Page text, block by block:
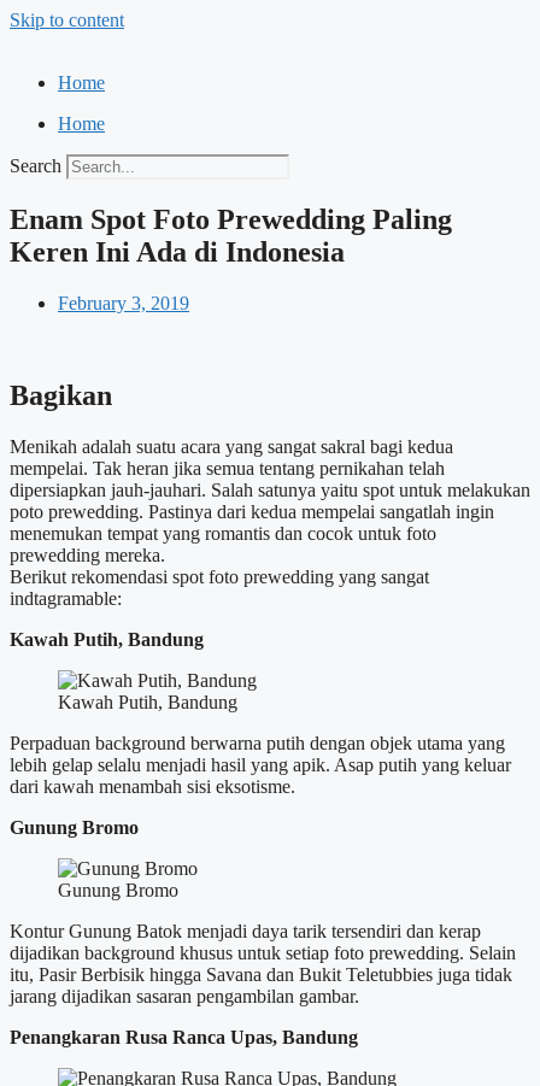
Skip to content
Home
Home
Search
Enam Spot Foto Prewedding Paling
Keren Ini Ada di Indonesia
February 3, 2019
Bagikan
Menikah adalah suatu acara yang sangat sakral bagi kedua
mempelai. Tak heran jika semua tentang pernikahan telah
dipersiapkan jauh-jauhari. Salah satunya yaitu spot untuk melakukan
poto prewedding. Pastinya dari kedua mempelai sangatlah ingin
menemukan tempat yang romantis dan cocok untuk foto
prewedding mereka.
Berikut rekomendasi spot foto prewedding yang sangat
indtagramable:
Kawah Putih, Bandung
Kawah Putih, Bandung
Perpaduan background berwarna putih dengan objek utama yang
lebih gelap selalu menjadi hasil yang apik. Asap putih yang keluar
dari kawah menambah sisi eksotisme.
Gunung Bromo
Gunung Bromo
Kontur Gunung Batok menjadi daya tarik tersendiri dan kerap
dijadikan background khusus untuk setiap foto prewedding. Selain
itu, Pasir Berbisik hingga Savana dan Bukit Teletubbies juga tidak
jarang dijadikan sasaran pengambilan gambar.
Penangkaran Rusa Ranca Upas, Bandung